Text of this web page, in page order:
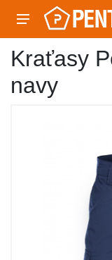
Kraťasy
navy